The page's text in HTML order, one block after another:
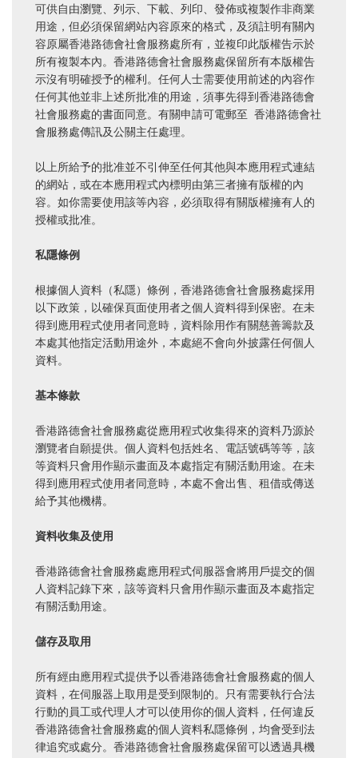
可供自由瀏覽、列示、下載、列印、發佈或複製作非商業
用途，但必須保留網站內容原來的格式，及須註明有關內
容原屬香港路德會社會服務處所有，並複印此版權告示於
所有複製本內。香港路德會社會服務處保留所有本版權告
示沒有明確授予的權利。任何人士需要使用前述的內容作
任何其他並非上述所批准的用途，須事先得到香港路德會
社會服務處的書面同意。有關申請可電郵至 香港路德會社
會服務處傳訊及公關主任處理。
以上所給予的批准並不引伸至任何其他與本應用程式連結
的網站，或在本應用程式內標明由第三者擁有版權的內
容。如你需要使用該等內容，必須取得有關版權擁有人的
授權或批准。
私隱條例
根據個人資料（私隱）條例，香港路德會社會服務處採用
以下政策，以確保頁面使用者之個人資料得到保密。在未
得到應用程式使用者同意時，資料除用作有關慈善籌款及
本處其他指定活動用途外，本處絕不會向外披露任何個人
資料。
基本條款
香港路德會社會服務處從應用程式收集得來的資料乃源於
瀏覽者自願提供。個人資料包括姓名、電話號碼等等，該
等資料只會用作顯示畫面及本處指定有關活動用途。在未
得到應用程式使用者同意時，本處不會出售、租借或傳送
給予其他機構。
資料收集及使用
香港路德會社會服務處應用程式伺服器會將用戶提交的個
人資料記錄下來，該等資料只會用作顯示畫面及本處指定
有關活動用途。
儲存及取用
所有經由應用程式提供予以香港路德會社會服務處的個人
資料，在伺服器上取用是受到限制的。只有需要執行合法
行動的員工或代理人才可以使用你的個人資料，任何違反
香港路德會社會服務處的個人資料私隱條例，均會受到法
律追究或處分。香港路德會社會服務處保留可以透過具機